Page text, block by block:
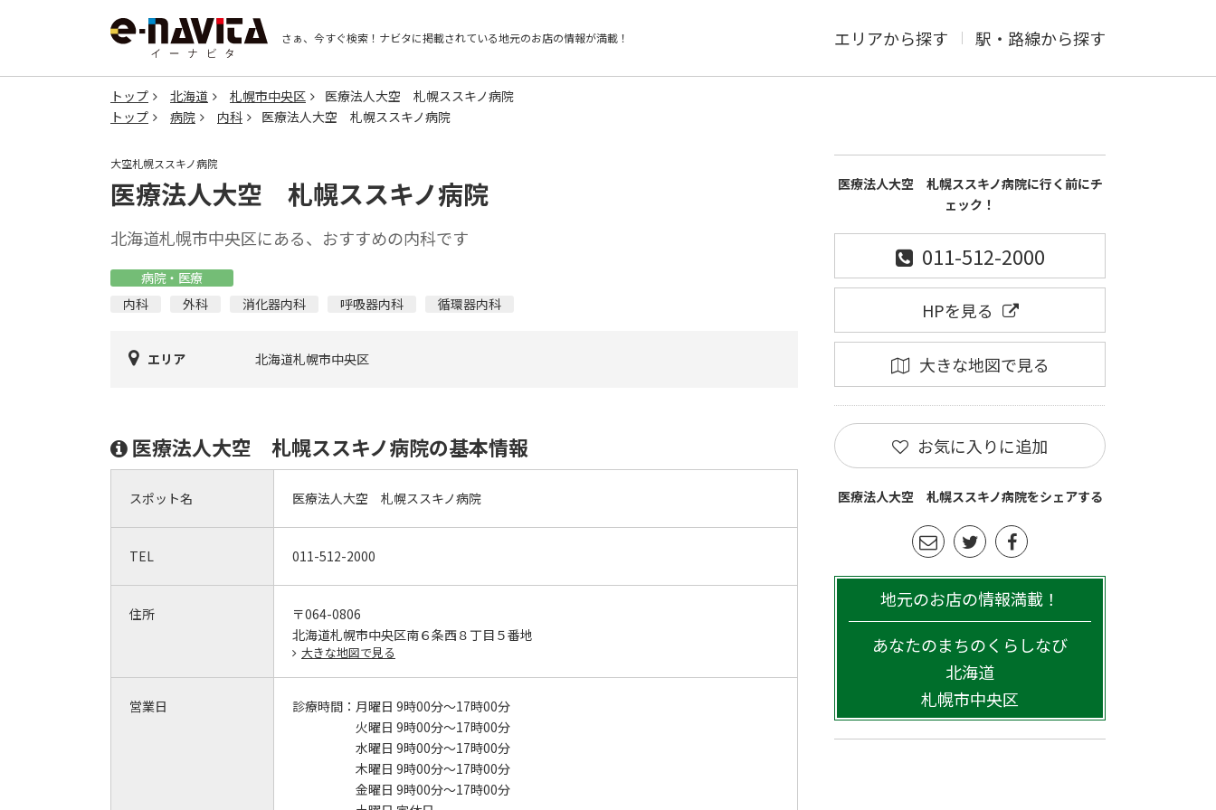
さぁ、今すぐ検索！ ナビタに掲載されている地元のお店の情報が満載！ エリアから探す 駅・路線から探す
トップ 北海道 札幌市中央区
医療法人大空 札幌ススキノ病院
トップ
病院 内科 医療法人大空 札幌ススキノ病院
大空札幌ススキノ病院
医療法人大空 札幌ススキノ病院
北海道札幌市中央区にある、おすすめの内科です
病院・医療
内科
外科 消化器内科 呼吸器内科 循環器内科
エリア 北海道札幌市中央区
医療法人大空 札幌ススキノ病院の基本情報
スポット名 医療法人大空 札幌ススキノ病院
TEL 011-512-2000
住所
〒064-0806
北海道札幌市中央区南６条西８丁目５番地
大きな地図で見る
営業日 診療時間： 月曜日 9時00分～17時00分
火曜日 9時00分～17時00分
水曜日 9時00分～17時00分
木曜日 9時00分～17時00分
金曜日 9時00分～17時00分
医療法人大空 札幌ススキノ病院に行く前にチ
ェック！
011-512-2000
HPを見る
大きな地図で見る
お気に入りに追加
医療法人大空 札幌ススキノ病院をシェアする
地元のお店の情報満載！
あなたのまちのくらしなび
北海道
札幌市中央区